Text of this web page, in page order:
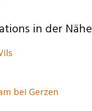
in der Nähe
bei Gerzen